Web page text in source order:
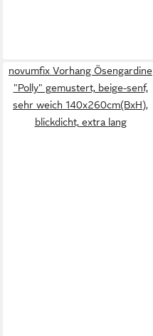
novumfix Vorhang Ösengardine
"Polly" gemustert, beige-senf,
sehr weich 140x260cm(BxH),
blickdicht, extra lang